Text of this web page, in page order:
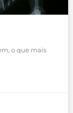
o que mais